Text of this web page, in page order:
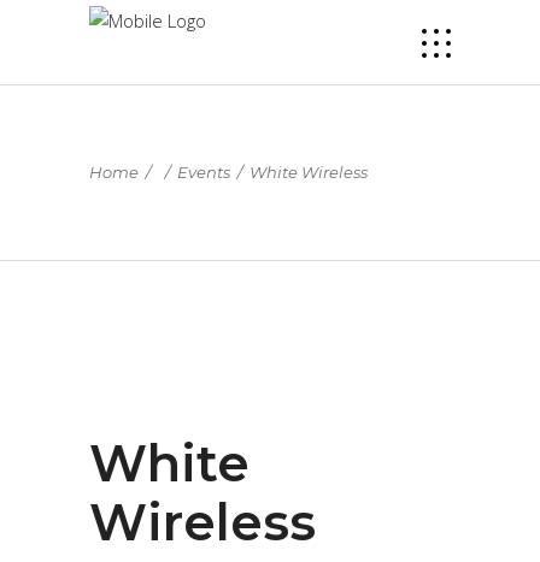
Home / / Events / White Wireless
White
Wireless